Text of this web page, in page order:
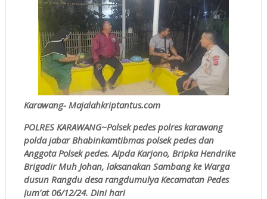
Karawang- Majalahkriptantus.com
POLRES KARAWANG~Polsek pedes polres karawang
polda jabar Bhabinkamtibmas polsek pedes dan
Anggota Polsek pedes. AIpda Karjono, Bripka Hendrike
Brigadir Muh Johan, laksanakan Sambang ke Warga
dusun Rangdu desa rangdumulya Kecamatan Pedes
Jum'at 06/12/24. Dini hari